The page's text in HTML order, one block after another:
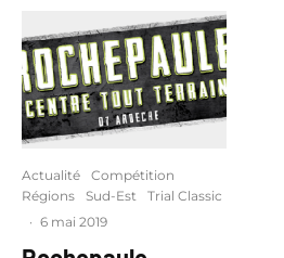
Actualité
Compétition
Régions
Sud-Est
Trial Classic
· 6 mai 2019